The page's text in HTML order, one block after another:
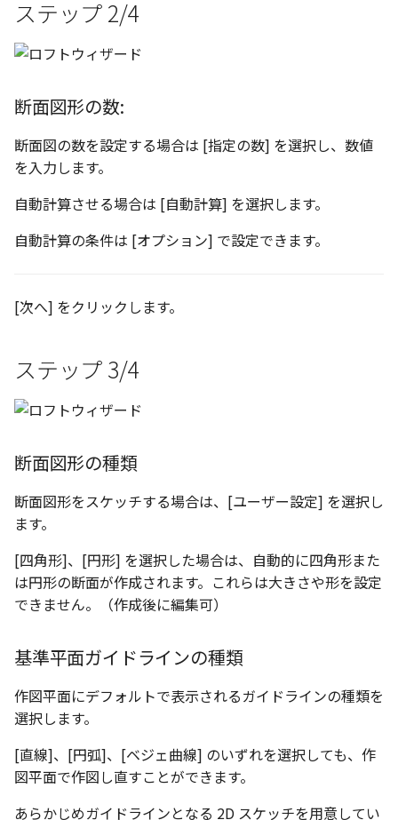
ステップ 2/4
断面図形の数:
断面図の数を設定する場合は [指定の数] を選択し、数値
を入力します。
自動計算させる場合は [自動計算] を選択します。
自動計算の条件は [オプション] で設定できます。
[次へ] をクリックします。
ステップ 3/4
断面図形の種類
断面図形をスケッチする場合は、[ユーザー設定] を選択し
ます。
[四角形]、[円形] を選択した場合は、自動的に四角形また
は円形の断面が作成されます。これらは大きさや形を設定
できません。（作成後に編集可）
基準平面ガイドラインの種類
作図平面にデフォルトで表示されるガイドラインの種類を
選択します。
[直線]、[円弧]、[ベジェ曲線] のいずれを選択しても、作
図平面で作図し直すことができます。
あらかじめガイドラインとなる 2D スケッチを用意してい